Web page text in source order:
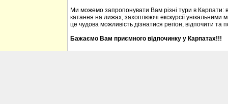
Ми можемо запропонувати Вам різні тури в Карпати:
катання на лижах, захоплюючі екскурсії
це чудова можливість дізнатися регіон, відпочити та
Бажаємо Вам приємного відпочинку у Карпатах!!!